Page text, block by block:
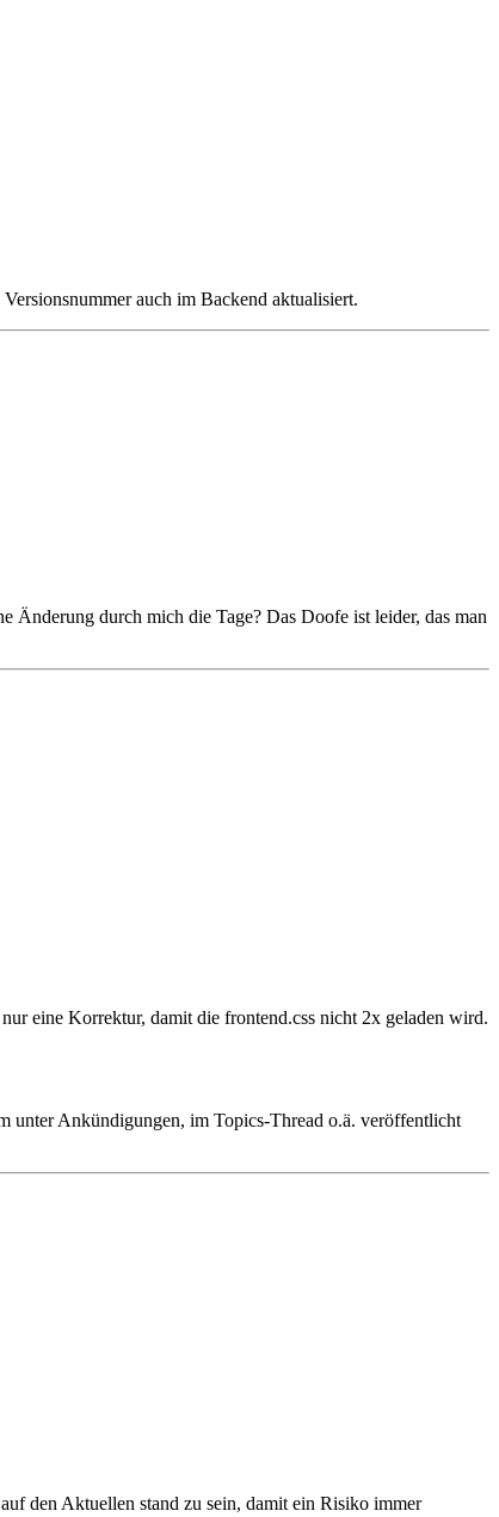
auch im Backend aktualisiert.
Änderung durch mich die Tage? Das Doofe ist leider, das man
eine Korrektur, damit die frontend.css nicht 2x geladen wird.
unter Ankündigungen, im Topics-Thread o.ä. veröffentlicht
den Aktuellen stand zu sein, damit ein Risiko immer